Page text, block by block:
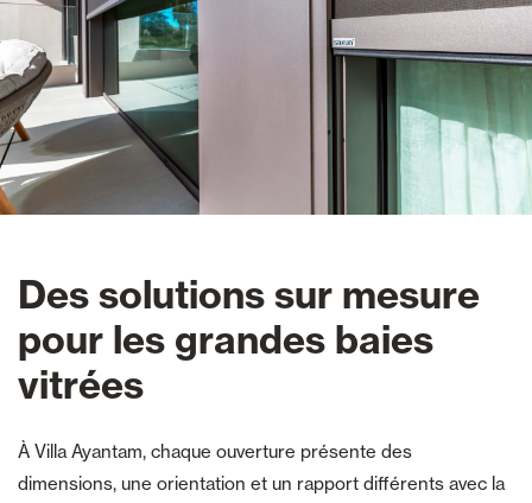
Des solutions sur mesure
pour les grandes baies
vitrées
À Villa Ayantam, chaque ouverture présente des
dimensions, une orientation et un rapport différents avec la